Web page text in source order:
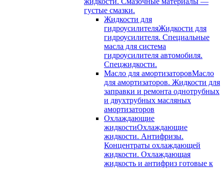
густые смазки.
Жидкости для
гидроусилителяЖидкости для
гидроусилителя. Специальные
масла для система
гидроусилителя автомобиля.
Спецжидкости.
Масло для амортизаторовМасло
для амортизаторов. Жидкости для
заправки и ремонта однотрубных
и двухтрубных масляных
амортизаторов
Охлаждающие
жидкостиОхлаждающие
жидкости. Антифризы.
Концентраты охлаждающей
жидкости. Охлаждающая
жидкость и антифриз готовые к